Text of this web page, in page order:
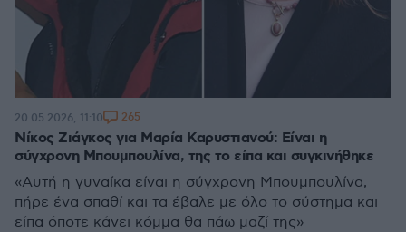
Νίκος Ζιάγκος για Μαρία Καρυστιανού: Είναι η
σύγχρονη Μπουμπουλίνα, της το είπα και συγκινήθηκε
«Αυτή η γυναίκα είναι η σύγχρονη Μπουμπουλίνα,
πήρε ένα σπαθί και τα έβαλε με όλο το σύστημα και
είπα όποτε κάνει κόμμα θα πάω μαζί της»
20.05.2026, 11:10 265